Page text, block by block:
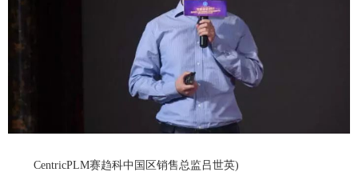
CentricPLM赛趋科中国区销售总监吕世英)